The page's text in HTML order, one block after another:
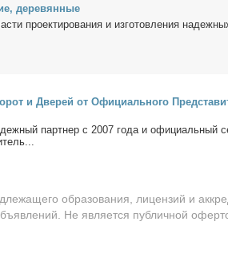
де­ре­вян­ные
про­ек­ти­ро­ва­ния и из­го­тов­ле­ния
и Две­рей от Офи­ци­аль­но­го
парт­нер с 2007 го­да и офи­ци­аль­ный
образования, лицензий и
Не является публичной